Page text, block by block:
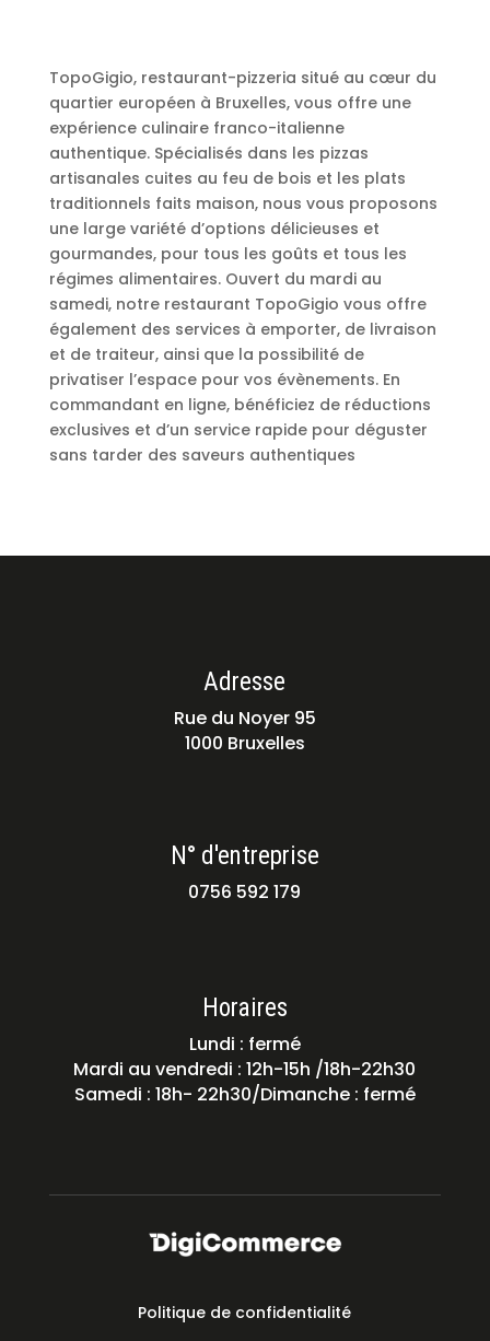
TopoGigio, restaurant-pizzeria situé au cœur du
quartier européen à Bruxelles, vous offre une
expérience culinaire franco-italienne
authentique. Spécialisés dans les pizzas
artisanales cuites au feu de bois et les plats
traditionnels faits maison, nous vous proposons
une large variété d’options délicieuses et
gourmandes, pour tous les goûts et tous les
régimes alimentaires. Ouvert du mardi au
samedi, notre restaurant TopoGigio vous offre
également des services à emporter, de livraison
et de traiteur, ainsi que la possibilité de
privatiser l’espace pour vos évènements. En
commandant en ligne, bénéficiez de réductions
exclusives et d’un service rapide pour déguster
sans tarder des saveurs authentiques
Adresse
Rue du Noyer 95
1000 Bruxelles
N° d'entreprise
0756 592 179
Horaires
Lundi : fermé
Mardi au vendredi : 12h-15h /18h-22h30
Samedi : 18h- 22h30/Dimanche : fermé
Politique de confidentialité